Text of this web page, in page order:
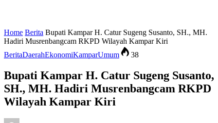
Home Berita Bupati Kampar H. Catur Sugeng Susanto, SH., MH.
Hadiri Musrenbangcam RKPD Wilayah Kampar Kiri
BeritaDaerahEkonomiKamparUmum 38
Bupati Kampar H. Catur Sugeng Susanto,
SH., MH. Hadiri Musrenbangcam RKPD
Wilayah Kampar Kiri